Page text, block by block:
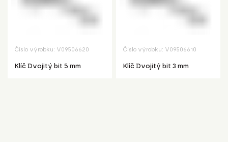
Číslo výrobku: V09506620
Klíč Dvojitý bit 5 mm
Číslo výrobku: V09506610
Klíč Dvojitý bit 3 mm